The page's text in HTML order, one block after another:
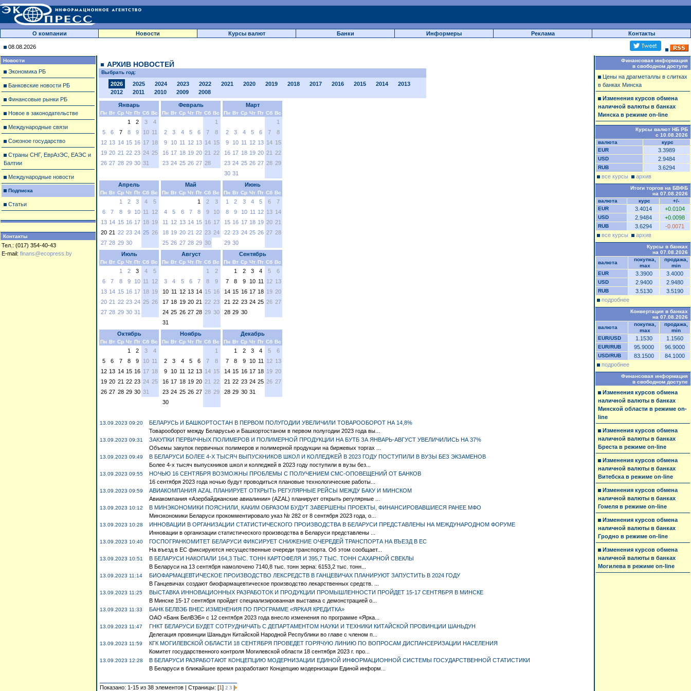
О компании Новости Курсы валют Банки Информеры Реклама Контакты
08.08.2026
Новости
Экономика РБ
Банковские новости РБ
Финансовые рынки РБ
Новое в законодательстве
Международные связи
Союзное государство
Страны СНГ, ЕврАзЭС, ЕАЭС и
Балтии
Международные новости
Подписка
Статьи
Контакты
Тел.: (017) 354-40-43
E-mail: finans@ecopress.by
АРХИВ НОВОСТЕЙ
Выбрать год:
2026 2025 2024 2023 2022 2021 2020 2019 2018 2017 2016 2015 2014
2013
2012
2011 2010 2009 2008
Январь
Пн Вт Ср Чт Пт Сб Вс
1 2 3
4
5
6 7 8 9 10 11
12 13 14 15 16 17 18
19 20 21 22 23 24 25
26 27 28 29 30 31
Февраль
Пн Вт Ср Чт Пт Сб Вс
1
2
3 4 5 6 7
8
9
10 11 12 13 14 15
16 17 18 19 20 21 22
23 24 25 26 27 28
Март
Пн Вт Ср Чт Пт Сб Вс
1
2
3 4 5 6 7
8
9
10 11 12 13 14 15
16 17 18 19 20 21 22
23 24 25 26 27 28 29
30 31
Апрель
Пн Вт Ср Чт Пт Сб Вс
1 2 3 4
5
6
7 8 9 10 11
12
13 14 15 16 17 18 19
20 21 22 23 24 25 26
27 28 29 30
Май
Пн Вт Ср Чт Пт Сб Вс
1 2
3
4
5 6 7 8 9
10
11
12 13 14 15 16 17
18 19 20 21 22 23 24
25 26 27 28 29 30
Июнь
Пн Вт Ср Чт Пт Сб Вс
1 2 3 4 5 6
7
8
9 10 11 12 13 14
15 16 17 18 19 20 21
22 23 24 25 26 27 28
29 30
Июль
Пн Вт Ср Чт Пт Сб Вс
1 2 3 4
5
6
7 8 9 10 11
12
13 14 15 16 17 18 19
20 21 22 23 24 25 26
27 28 29 30 31
Август
Пн Вт Ср Чт Пт Сб Вс
1
2
3
4 5 6 7 8
9
10 11 12 13 14 15 16
17 18 19 20 21 22 23
24 25 26 27 28 29 30
31
Сентябрь
Пн Вт Ср Чт Пт Сб Вс
1 2 3 4 5
6
7
8 9 10 11 12 13
14 15 16 17 18 19 20
21 22 23 24 25 26 27
28 29 30
Октябрь
Пн Вт Ср Чт Пт Сб Вс
1 2 3
4
5
6 7 8 9 10 11
12 13 14 15 16 17 18
19 20 21 22 23 24 25
26 27 28 29 30 31
Ноябрь
Пн Вт Ср Чт Пт Сб Вс
1
2
3 4 5 6 7
8
9
10 11 12 13 14 15
16 17 18 19 20 21 22
23 24 25 26 27 28 29
30
Декабрь
Пн Вт Ср Чт Пт Сб Вс
1 2 3 4 5
6
7
8 9 10 11 12 13
14 15 16 17 18 19 20
21 22 23 24 25 26 27
28 29 30 31
13.09.2023 09:20
БЕЛАРУСЬ И БАШКОРТОСТАН В ПЕРВОМ ПОЛУГОДИИ УВЕЛИЧИЛИ ТОВАРООБОРОТ НА 14,8%
Товарооборот между Беларусью и Башкортостаном в первом полугодии 2023 года вы...
13.09.2023 09:31
ЗАКУПКИ ПЕРВИЧНЫХ ПОЛИМЕРОВ И ПОЛИМЕРНОЙ ПРОДУКЦИИ НА БУТБ ЗА ЯНВАРЬ-АВГУСТ УВЕЛИЧИЛИСЬ НА 37%
Объемы закупок первичных полимеров и полимерной продукции на биржевых торгах ...
13.09.2023 09:49
В БЕЛАРУСИ БОЛЕЕ 4-Х ТЫСЯЧ ВЫПУСКНИКОВ ШКОЛ И КОЛЛЕДЖЕЙ В 2023 ГОДУ ПОСТУПИЛИ В ВУЗЫ БЕЗ ЭКЗАМЕНОВ
Более 4-х тысяч выпускников школ и колледжей в 2023 году поступили в вузы без...
13.09.2023 09:55
НОЧЬЮ 16 СЕНТЯБРЯ ВОЗМОЖНЫ ПРОБЛЕМЫ С ПОЛУЧЕНИЕМ СМС-ОПОВЕЩЕНИЙ ОТ БАНКОВ
16 сентября 2023 года ночью будут проводиться плановые технологические работы...
13.09.2023 09:59
АВИАКОМПАНИЯ AZAL ПЛАНИРУЕТ ОТКРЫТЬ РЕГУЛЯРНЫЕ РЕЙСЫ МЕЖДУ БАКУ И МИНСКОМ
Авиакомпания «Азербайджанские авиалинии» (AZAL) планирует открыть регулярные ...
13.09.2023 10:12
В МИНЭКОНОМИКИ ПОЯСНИЛИ, КАКИМ ОБРАЗОМ БУДУТ ЗАВЕРШЕНЫ ПРОЕКТЫ, ФИНАНСИРОВАВШИЕСЯ РАНЕЕ МФО
Минэкономики Беларуси прокомментировало указ № 282 от 8 сентября 2023 года, о...
13.09.2023 10:28
ИННОВАЦИИ В ОРГАНИЗАЦИИ СТАТИСТИЧЕСКОГО ПРОИЗВОДСТВА В БЕЛАРУСИ ПРЕДСТАВЛЕНЫ НА МЕЖДУНАРОДНОМ ФОРУМЕ
Инновации в организации статистического производства в Беларуси представлены ...
13.09.2023 10:40
ГОСПОГРАНКОМИТЕТ БЕЛАРУСИ ФИКСИРУЕТ СНИЖЕНИЕ ОЧЕРЕДЕЙ ТРАНСПОРТА НА ВЪЕЗД В ЕС
На въезд в ЕС фиксируются несущественные очереди транспорта. Об этом сообщает...
13.09.2023 10:51
В БЕЛАРУСИ НАКОПАЛИ 164,3 ТЫС. ТОНН КАРТОФЕЛЯ И 395,7 ТЫС. ТОНН САХАРНОЙ СВЕКЛЫ
В Беларуси на 13 сентября намолочено 7140,8 тыс. тонн зерна: 6153,2 тыс. тонн...
13.09.2023 11:14
БИОФАРМАЦЕВТИЧЕСКОЕ ПРОИЗВОДСТВО ЛЕКСРЕДСТВ В ГАНЦЕВИЧАХ ПЛАНИРУЮТ ЗАПУСТИТЬ В 2024 ГОДУ
В Ганцевичах создают биофармацевтическое производство лекарственных средств. ...
13.09.2023 11:25
ВЫСТАВКА ИННОВАЦИОННЫХ РАЗРАБОТОК И ПРОДУКЦИИ ПРОМЫШЛЕННОСТИ ПРОЙДЕТ 15-17 СЕНТЯБРЯ В МИНСКЕ
В Минске 15-17 сентября пройдет специализированная выставка с демонстрацией о...
13.09.2023 11:33
БАНК БЕЛВЭБ ВНЕС ИЗМЕНЕНИЯ ПО ПРОГРАММЕ «ЯРКАЯ КРЕДИТКА»
ОАО «Банк БелВЭБ» с 12 сентября 2023 года внесло изменения по программе «Ярка...
13.09.2023 11:47
ГНКТ БЕЛАРУСИ БУДЕТ СОТРУДНИЧАТЬ С ДЕПАРТАМЕНТОМ НАУКИ И ТЕХНИКИ КИТАЙСКОЙ ПРОВИНЦИИ ШАНЬДУН
Делегация провинции Шаньдун Китайской Народной Республики во главе с членом п...
13.09.2023 11:59
КГК МОГИЛЕВСКОЙ ОБЛАСТИ 18 СЕНТЯБРЯ ПРОВЕДЕТ ГОРЯЧУЮ ЛИНИЮ ПО ВОПРОСАМ ДИСПАНСЕРИЗАЦИИ НАСЕЛЕНИЯ
Комитет государственного контроля Могилевской области 18 сентября 2023 г. про...
13.09.2023 12:28
В БЕЛАРУСИ РАЗРАБОТАЮТ КОНЦЕПЦИЮ МОДЕРНИЗАЦИИ ЕДИНОЙ ИНФОРМАЦИОННОЙ СИСТЕМЫ ГОСУДАРСТВЕННОЙ СТАТИСТИКИ
В Беларуси в ближайшее время разработают Концепцию модернизации Единой информ...
Показано: 1-15 из 38 элементов | Страницы: [1] 2 3 |
Финансовая информация
в свободном доступе
Цены на драгметаллы в слитках
в банках Минска
Изменения курсов обмена
наличной валюты в банках
Минска в режиме on-line
Курсы валют НБ РБ
с 10.08.2026
валюта
курс
EUR
3.3989
USD 2.9484
RUB
3.6294
все курсы
архив
Итоги торгов на БВФБ
на 07.08.2026
валюта
курс
+/-
EUR
3.4014 +0.0104
USD 2.9484 +0.0098
RUB 3.6294
-0.0071
все курсы
архив
Курсы в банках
на 07.08.2026
валюта
покупка,
max
продажа,
min
EUR
3.3900 3.4000
USD 2.9400 2.9480
RUB 3.5130
3.5190
подробнее
Конвертация в банках
на 07.08.2026
валюта
покупка,
max
продажа,
min
EUR/USD
1.1530 1.1560
EUR/RUB 95.9000 96.9000
USD/RUB 83.1500
84.1000
подробнее
Финансовая информация
в свободном доступе
Изменения курсов обмена
наличной валюты в банках
Минской области в режиме on-
line
Изменения курсов обмена
наличной валюты в банках
Бреста в режиме on-line
Изменения курсов обмена
наличной валюты в банках
Витебска в режиме on-line
Изменения курсов обмена
наличной валюты в банках
Гомеля в режиме on-line
Изменения курсов обмена
наличной валюты в банках
Гродно в режиме on-line
Изменения курсов обмена
наличной валюты в банках
Могилева в режиме on-line